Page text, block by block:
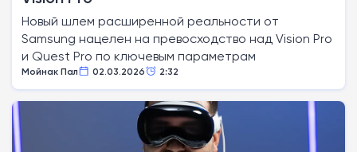
Новый шлем расширенной реальности от
Samsung нацелен на превосходство над Vision Pro
и Quest Pro по ключевым параметрам
Мойнак Пал 02.03.2026 2:32